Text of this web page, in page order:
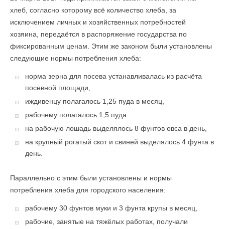
хлеб, согласно которому всё количество хлеба, за
исключением личных и хозяйственных потребностей
хозяина, передаётся в распоряжение государства по
фиксированным ценам. Этим же законом были установлены
следующие нормы потребления хлеба:
норма зерна для посева устанавливалась из расчёта
посевной площади,
иждивенцу полагалось 1,25 пуда в месяц,
рабочему полагалось 1,5 пуда.
на рабочую лошадь выделялось 8 фунтов овса в день,
на крупный рогатый скот и свиней выделялось 4 фунта в
день.
Параллельно с этим были установлены и нормы
потребления хлеба для городского населения:
рабочему 30 фунтов муки и 3 фунта крупы в месяц,
рабочие, занятые на тяжёлых работах, получали